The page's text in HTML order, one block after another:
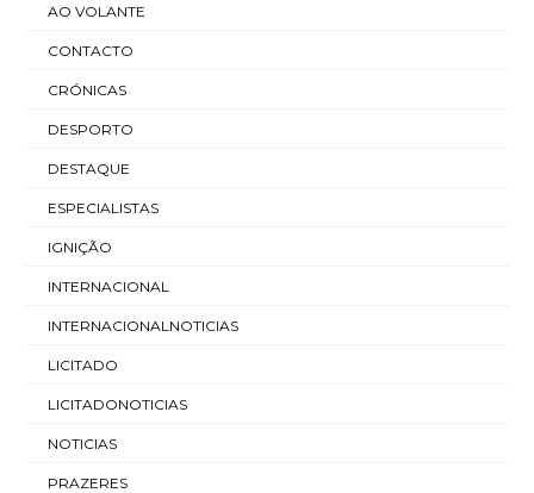
AO VOLANTE
CONTACTO
CRÓNICAS
DESPORTO
DESTAQUE
ESPECIALISTAS
IGNIÇÃO
INTERNACIONAL
INTERNACIONALNOTICIAS
LICITADO
LICITADONOTICIAS
NOTICIAS
PRAZERES